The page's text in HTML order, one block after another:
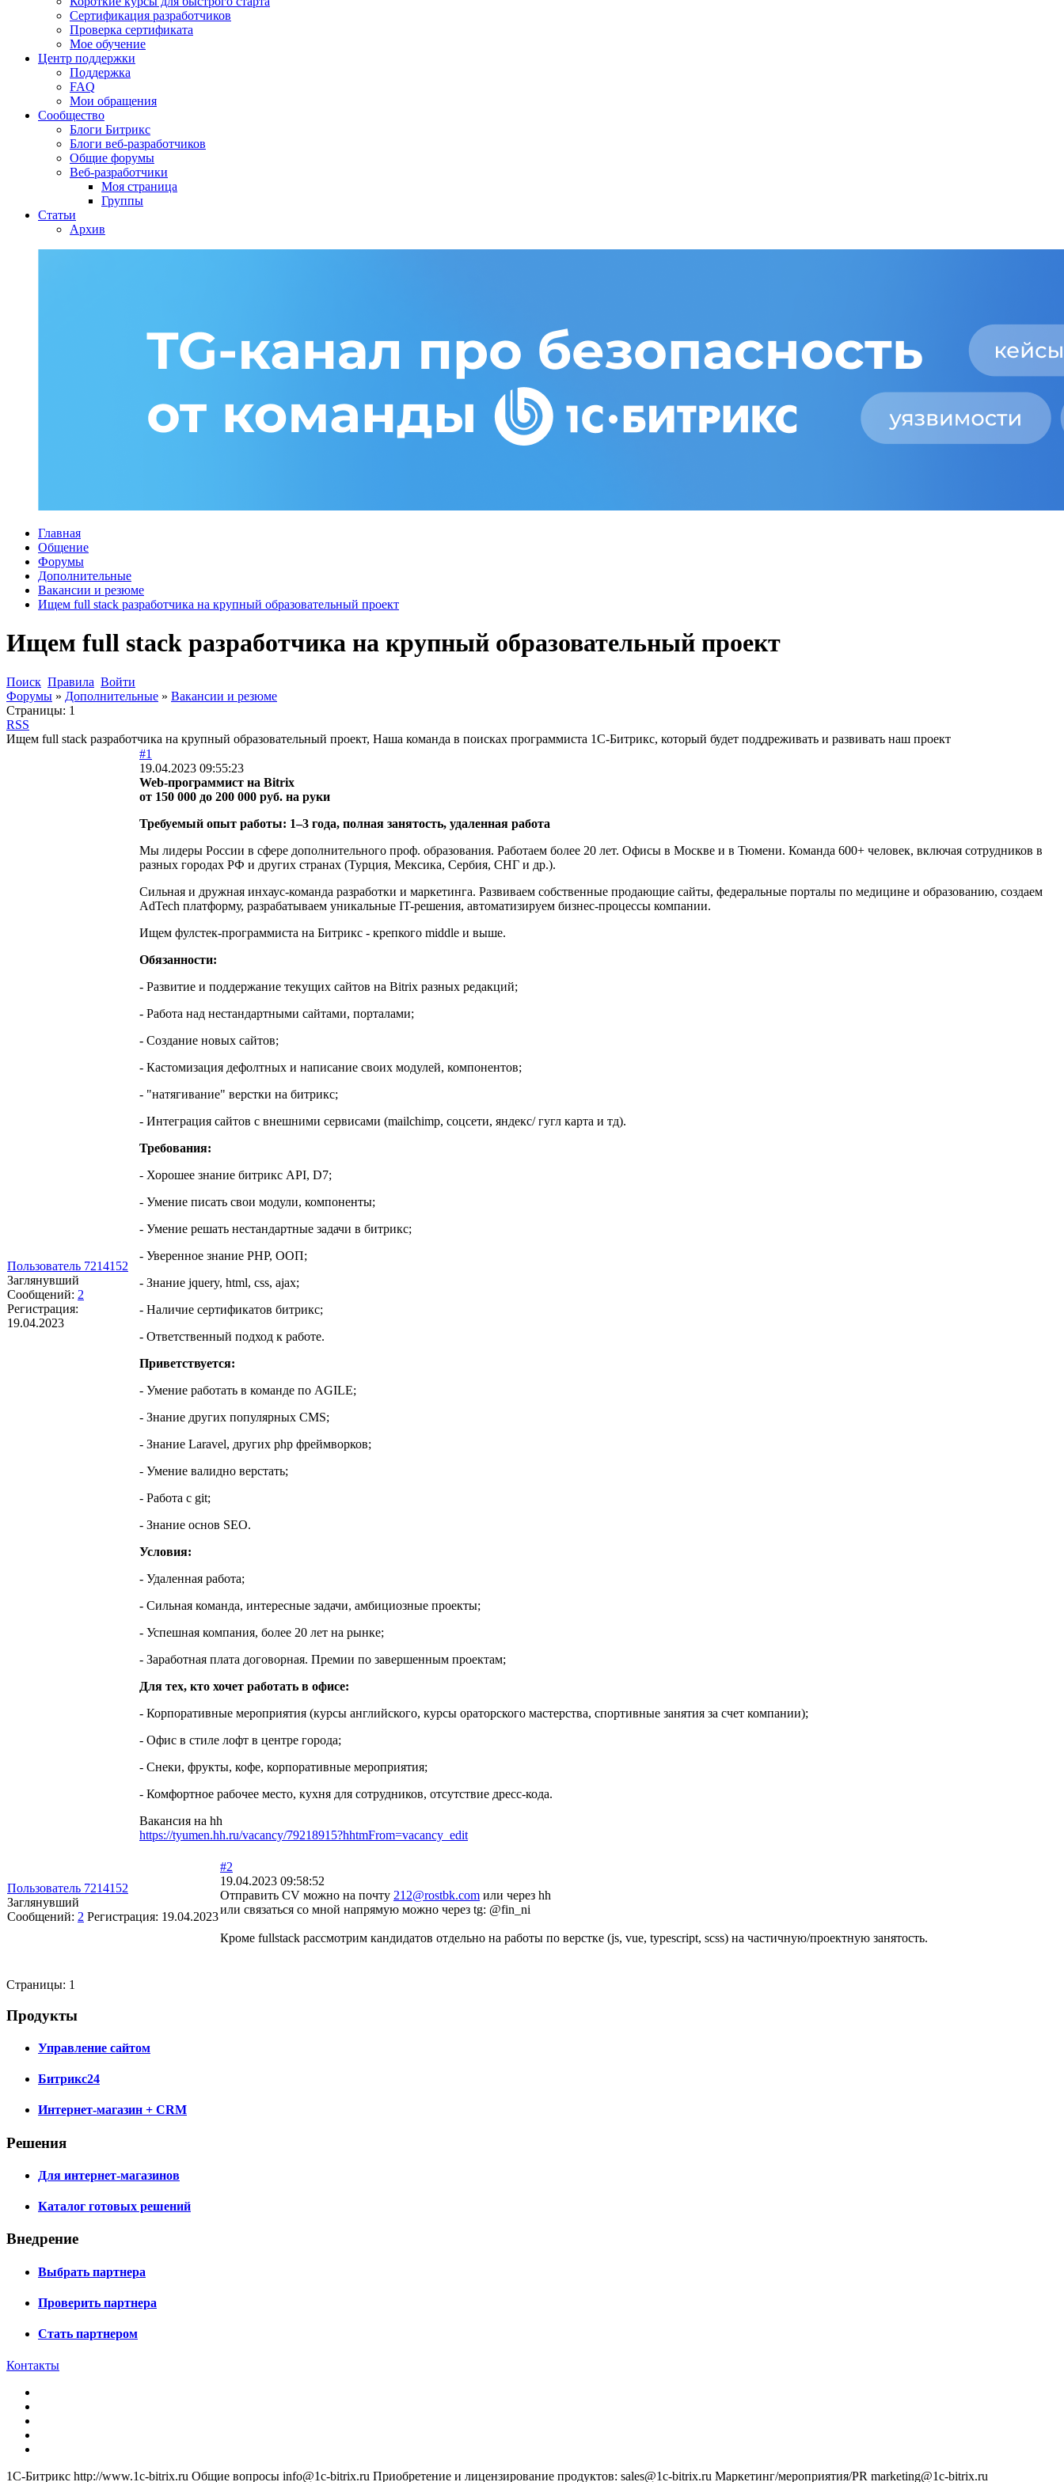
Сертификация разработчиков
Проверка сертификата
Мое обучение
Центр поддержки
Поддержка
FAQ
Мои обращения
Сообщество
Блоги Битрикс
Блоги веб-разработчиков
Общие форумы
Веб-разработчики
Моя страница
Группы
Статьи
Архив
Главная
Общение
Форумы
Дополнительные
Вакансии и резюме
Ищем full stack разработчика на крупный образовательный проект
Ищем full stack разработчика на крупный образовательный проект
Поиск Правила Войти
Форумы » Дополнительные » Вакансии и резюме
Страницы: 1
RSS
Ищем full stack разработчика на крупный образовательный проект, Наша команда в поисках программиста 1С-Битрикс, который будет поддреживать и развивать наш проект
Пользователь 7214152
Заглянувший
Сообщений: 2
Регистрация:
19.04.2023
#1
19.04.2023 09:55:23
Web-программист на Bitrix
от 150 000 до 200 000 руб. на руки
Требуемый опыт работы: 1–3 года, полная занятость, удаленная работа
Мы лидеры России в сфере дополнительного проф. образования. Работаем более 20 лет. Офисы в Москве и в Тюмени. Команда 600+ человек, включая сотрудников в
разных городах РФ и других странах (Турция, Мексика, Сербия, СНГ и др.).
Сильная и дружная инхаус-команда разработки и маркетинга. Развиваем собственные продающие сайты, федеральные порталы по медицине и образованию, создаем
AdTech платформу, разрабатываем уникальные IT-решения, автоматизируем бизнес-процессы компании.
Ищем фулстек-программиста на Битрикс - крепкого middle и выше.
Обязанности:
- Развитие и поддержание текущих сайтов на Bitrix разных редакций;
- Работа над нестандартными сайтами, порталами;
- Создание новых сайтов;
- Кастомизация дефолтных и написание своих модулей, компонентов;
- "натягивание" верстки на битрикс;
- Интеграция сайтов с внешними сервисами (mailchimp, соцсети, яндекс/ гугл карта и тд).
Требования:
- Хорошее знание битрикс API, D7;
- Умение писать свои модули, компоненты;
- Умение решать нестандартные задачи в битрикс;
- Уверенное знание PHP, ООП;
- Знание jquery, html, css, ajax;
- Наличие сертификатов битрикс;
- Ответственный подход к работе.
Приветствуется:
- Умение работать в команде по AGILE;
- Знание других популярных CMS;
- Знание Laravel, других php фреймворков;
- Умение валидно верстать;
- Работа с git;
- Знание основ SEO.
Условия:
- Удаленная работа;
- Сильная команда, интересные задачи, амбициозные проекты;
- Успешная компания, более 20 лет на рынке;
- Заработная плата договорная. Премии по завершенным проектам;
Для тех, кто хочет работать в офисе:
- Корпоративные мероприятия (курсы английского, курсы ораторского мастерства, спортивные занятия за счет компании);
- Офис в стиле лофт в центре города;
- Снеки, фрукты, кофе, корпоративные мероприятия;
- Комфортное рабочее место, кухня для сотрудников, отсутствие дресс-кода.
Вакансия на hh
https://tyumen.hh.ru/vacancy/79218915?hhtmFrom=vacancy_edit
Пользователь 7214152
Заглянувший
Сообщений: 2 Регистрация: 19.04.2023
#2
19.04.2023 09:58:52
Отправить CV можно на почту 212@rostbk.com или через hh
или связаться со мной напрямую можно через tg: @fin_ni
Кроме fullstack рассмотрим кандидатов отдельно на работы по верстке (js, vue, typescript, scss) на частичную/проектную занятость.
Страницы: 1
Продукты
Управление сайтом
Битрикс24
Интернет-магазин + CRM
Решения
Для интернет-магазинов
Каталог готовых решений
Внедрение
Выбрать партнера
Проверить партнера
Стать партнером
Контакты
1С-Битрикс http://www.1c-bitrix.ru Общие вопросы info@1c-bitrix.ru Приобретение и лицензирование продуктов: sales@1c-bitrix.ru Маркетинг/мероприятия/PR marketing@1c-bitrix.ru